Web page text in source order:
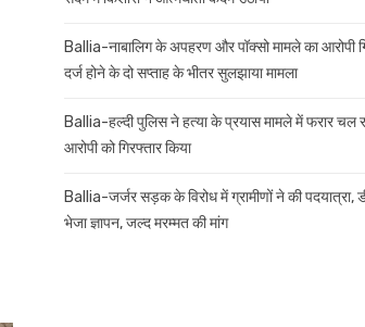
Ballia-नाबालिग के अपहरण और पॉक्सो मामले का आरोपी
दर्ज होने के दो सप्ताह के भीतर सुलझाया मामला
Ballia-हल्दी पुलिस ने हत्या के प्रयास मामले में फरार चल
आरोपी को गिरफ्तार किया
Ballia-जर्जर सड़क के विरोध में ग्रामीणों ने की पदयात्रा,
भेजा ज्ञापन, जल्द मरम्मत की मांग